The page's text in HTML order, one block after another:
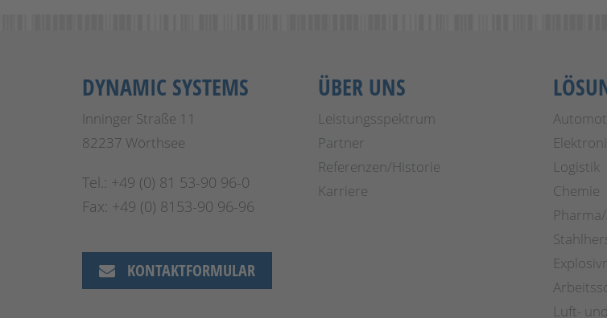
DYNAMIC SYSTEMS
Inninger Straße 11
82237 Wörthsee
Tel.: +49 (0) 81 53-90 96-0
Fax: +49 (0) 8153-90 96-96
KONTAKTFORMULAR
ÜBER UNS
Leistungsspektrum
Partner
Referenzen/Historie
Karriere
Logistik
Chemie
Luft-